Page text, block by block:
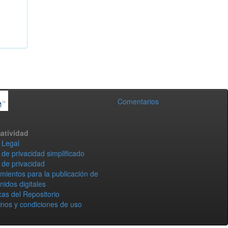
Comentarios
privacidad simplificado
privacidad
para la publicación de
digitales
del Repositorio
y condiciones de uso